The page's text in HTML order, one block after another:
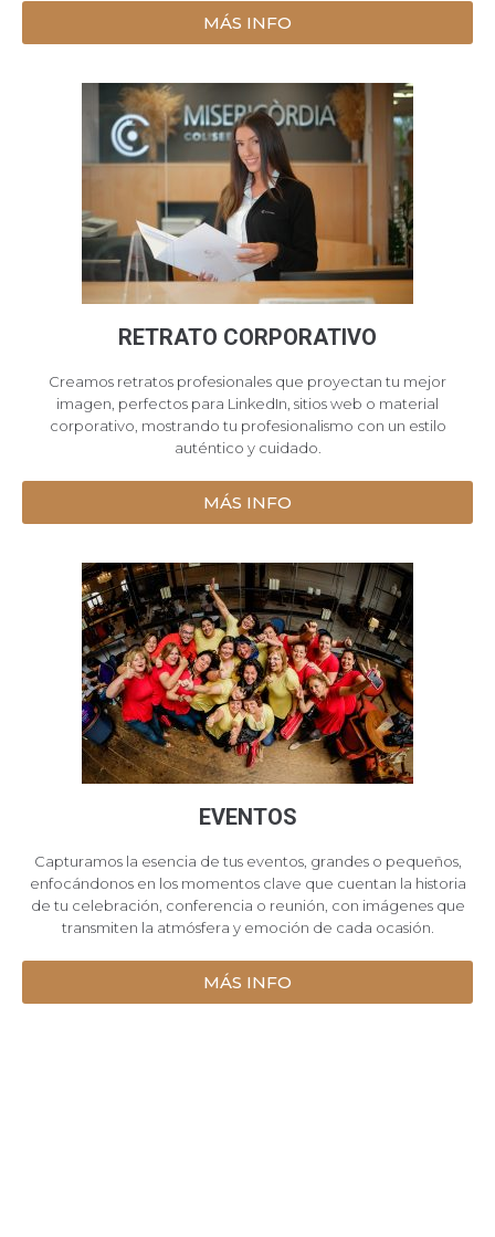
MÁS INFO
RETRATO CORPORATIVO
Creamos retratos profesionales que proyectan tu mejor
imagen, perfectos para LinkedIn, sitios web o material
corporativo, mostrando tu profesionalismo con un estilo
auténtico y cuidado.
MÁS INFO
EVENTOS
Capturamos la esencia de tus eventos, grandes o pequeños,
enfocándonos en los momentos clave que cuentan la historia
de tu celebración, conferencia o reunión, con imágenes que
transmiten la atmósfera y emoción de cada ocasión.
MÁS INFO